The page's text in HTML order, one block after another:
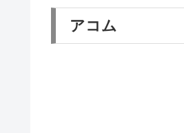
アコム